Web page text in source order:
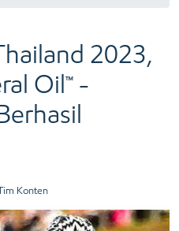
2023,
Oil™ -
Konten